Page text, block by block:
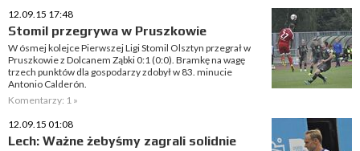
12.09.15 17:48
Stomil przegrywa w Pruszkowie
W ósmej kolejce Pierwszej Ligi Stomil Olsztyn przegrał w
Pruszkowie z Dolcanem Ząbki 0:1 (0:0). Bramkę na wagę
trzech punktów dla gospodarzy zdobył w 83. minucie
Antonio Calderón.
Komentarzy: 1 »
12.09.15 01:08
Lech: Ważne żebyśmy zagrali solidnie